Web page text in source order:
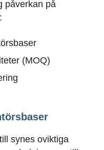
påverkan på
(MOQ)
synes oviktiga